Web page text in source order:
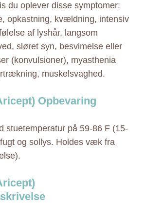
du oplever disse symptomer:
opkastning, kvældning, intensiv
af lyshår, langsom
sløret syn, besvimelse eller
(konvulsioner), myasthenia
muskelsvaghed.
Opbevaring
stuetemperatur på 59-86 F (15-
og sollys. Holdes væk fra